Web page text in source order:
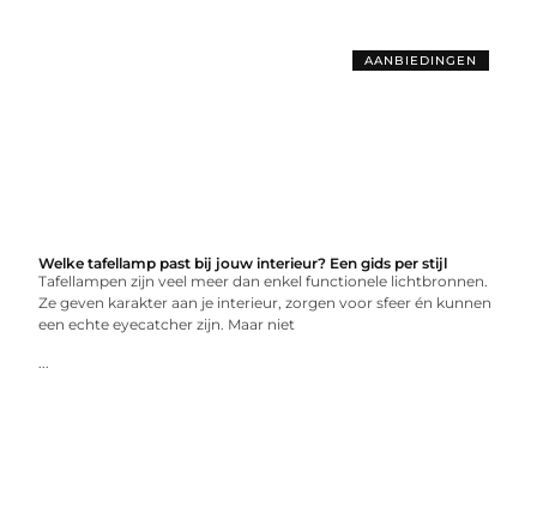
AANBIEDINGEN
Welke tafellamp past bij jouw interieur? Een gids per stijl
Tafellampen zijn veel meer dan enkel functionele lichtbronnen.
Ze geven karakter aan je interieur, zorgen voor sfeer én kunnen
een echte eyecatcher zijn. Maar niet
...